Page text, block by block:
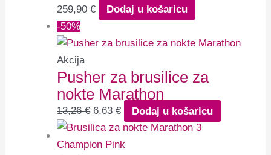
259,90€
Dodaj u košaricu
-50%
Akcija
Pusher za brusilice za
nokte Marathon
13,26€ 6,63€ Dodaj u košaricu